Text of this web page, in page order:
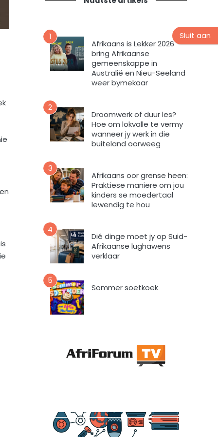
t
n
u
u
s
b
e
f
v
o
r
m
i
e
v
u
e
m
e
k
a
a
r
t
o
e
i
n
d
a
m
1
Afrikaans is Lekker 2026
bring Afrikaanse
gemeenskappe in
Australië en Nieu-Seeland
weer bymekaar
2
Droomwerk of duur les?
Hoe om lokvalle te vermy
wanneer jy werk in die
buiteland oorweeg
3
Afrikaans oor grense heen:
Praktiese maniere om jou
kinders se moedertaal
lewendig te hou
4
Dié dinge moet jy op Suid-
Afrikaanse lughawens
verklaar
5
Sommer soetkoek
Sluit aan